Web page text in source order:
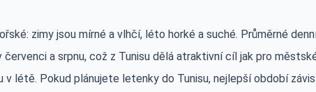
zimy jsou mírné a vlhčí, léto horké a suché. Průměrné
červenci a srpnu, což z Tunisu dělá atraktivní cíl jak pro
v létě. Pokud plánujete letenky do Tunisu, nejlepší období